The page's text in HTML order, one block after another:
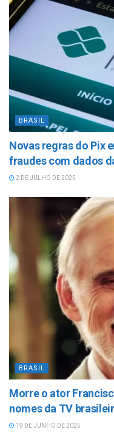
BRASIL
Novas regras do Pix
fraudes com dados
2 DE JULHO DE 2025
BRASIL
Morre o ator
nomes da TV
19 DE JUNHO DE 2025